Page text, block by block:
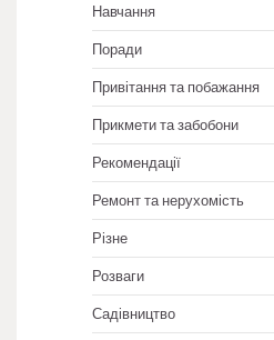
Навчання
Поради
Привітання та побажання
Прикмети та забобони
Рекомендації
Ремонт та нерухомість
Різне
Розваги
Садівництво